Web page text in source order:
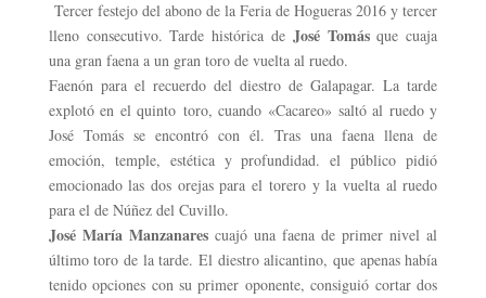
Tercer festejo del abono de la Feria de Hogueras 2016 y tercer
lleno consecutivo. Tarde histórica de José Tomásque cuaja
una gran faena a un gran toro de vuelta al ruedo.
Faenón para el recuerdo del diestro de Galapagar. La tarde
explotó en el quinto toro, cuando «Cacareo» saltó al ruedo y
José Tomás se encontró con él. Tras una faena llena de
emoción, temple, estética y profundidad. el público pidió
emocionado las dos orejas para el torero y la vuelta al ruedo
para el de Núñez del Cuvillo.
José María Manzanares cuajó una faena de primer nivel al
último toro de la tarde. El diestro alicantino, que apenas había
tenido opciones con su primer oponente, consiguió cortar dos